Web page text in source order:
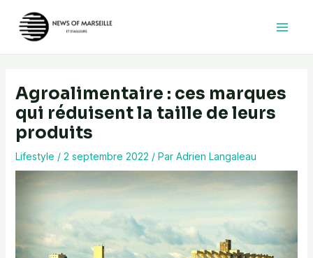
contenu
Agroalimentaire : ces marques
qui réduisent la taille de leurs
produits
Lifestyle / 2 septembre 2022 / Par Adrien Langaleau